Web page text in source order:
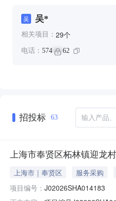
吴 吴*
相关项目： 29个
电话： 574 *** 62
招投标 63
上海市奉贤区柘林镇迎龙
上海市｜奉贤区 服务采购
项目编号： J02026SHA014183